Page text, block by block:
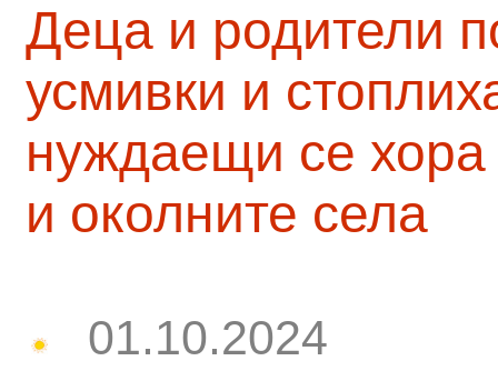
Деца и родители
усмивки и
нуждаещи се
и околните села
01.10.2024